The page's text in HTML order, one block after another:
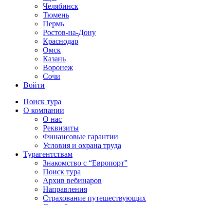
Челябинск
Тюмень
Пермь
Ростов-на-Дону
Краснодар
Омск
Казань
Воронеж
Сочи
Войти
Поиск тура
О компании
О нас
Реквизиты
Финансовые гарантии
Условия и охрана труда
Турагентствам
Знакомство с “Европорт”
Поиск тура
Архив вебинаров
Направления
Страхование путешествующих